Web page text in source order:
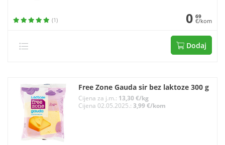
(1) 0 69
€/kom
Dodaj
Free Zone Gauda sir bez laktoze 300 g
Cijena za j.m.: 13,30 €/kg
Cijena 02.05.2025.: 3,99 €/kom